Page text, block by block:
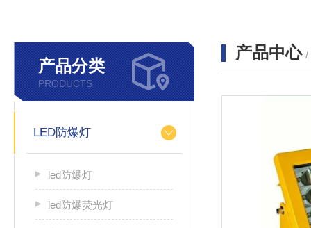
产品分类
PRODUCTS
LED防爆灯
led防爆灯
led防爆荧光灯
产品中心 /